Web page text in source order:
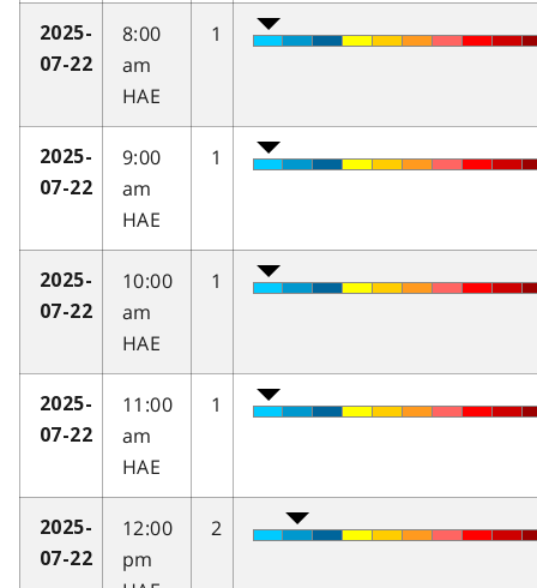
2025-
07-22
8:00
am
HAE
1
2025-
07-22
9:00
am
HAE
1
2025-
07-22
10:00
am
HAE
1
2025-
07-22
11:00
am
HAE
1
2025-
07-22
12:00
pm
2